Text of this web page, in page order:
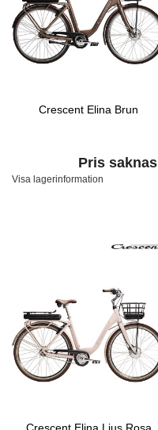
Crescent Elina Brun
Pris saknas
Visa lagerinformation